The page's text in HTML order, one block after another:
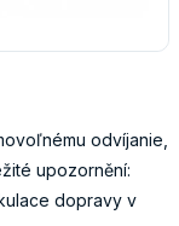
odvíjanie,
upozornění:
dopravy v